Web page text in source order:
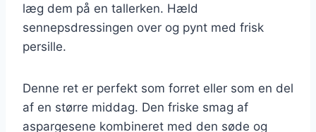
læg dem på en tallerken. Hæld
sennepsdressingen over og pynt med frisk
persille.
Denne ret er perfekt som forret eller som en del
af en større middag. Den friske smag af
aspargesene kombineret med den søde og